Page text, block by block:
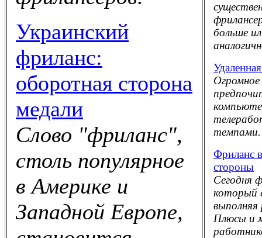
Украинский
фриланс:
оборотная сторона
медали
Слово "фриланс",
столь популярное
в Америке и
Западной Европе,
больше
Огромное
темпами.
Фриланс
стороны
Сегодня
который
выполняя
Плюсы и